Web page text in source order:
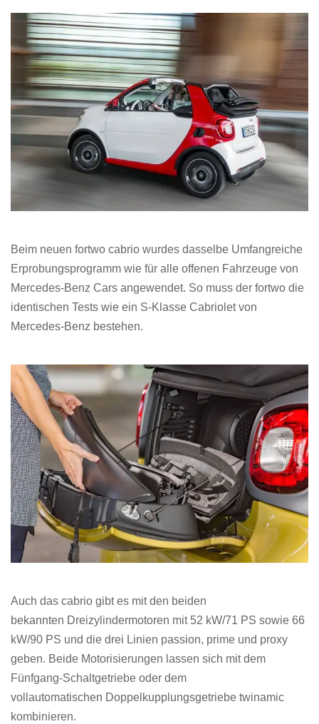
Beim neuen fortwo cabrio wurdes dasselbe Umfangreiche
Erprobungsprogramm wie für alle offenen Fahrzeuge von
Mercedes-Benz Cars angewendet. So muss der fortwo die
identischen Tests wie ein S-Klasse Cabriolet von
Mercedes-Benz bestehen.
Auch das cabrio gibt es mit den beiden
bekannten Dreizylindermotoren mit 52 kW/71 PS sowie 66
kW/90 PS und die drei Linien passion, prime und proxy
geben. Beide Motorisierungen lassen sich mit dem
Fünfgang-Schaltgetriebe oder dem
vollautomatischen Doppelkupplungsgetriebe twinamic
kombinieren.